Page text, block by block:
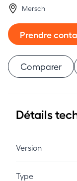
Mersch
Prendre
Comparer
Détails
Version
Type